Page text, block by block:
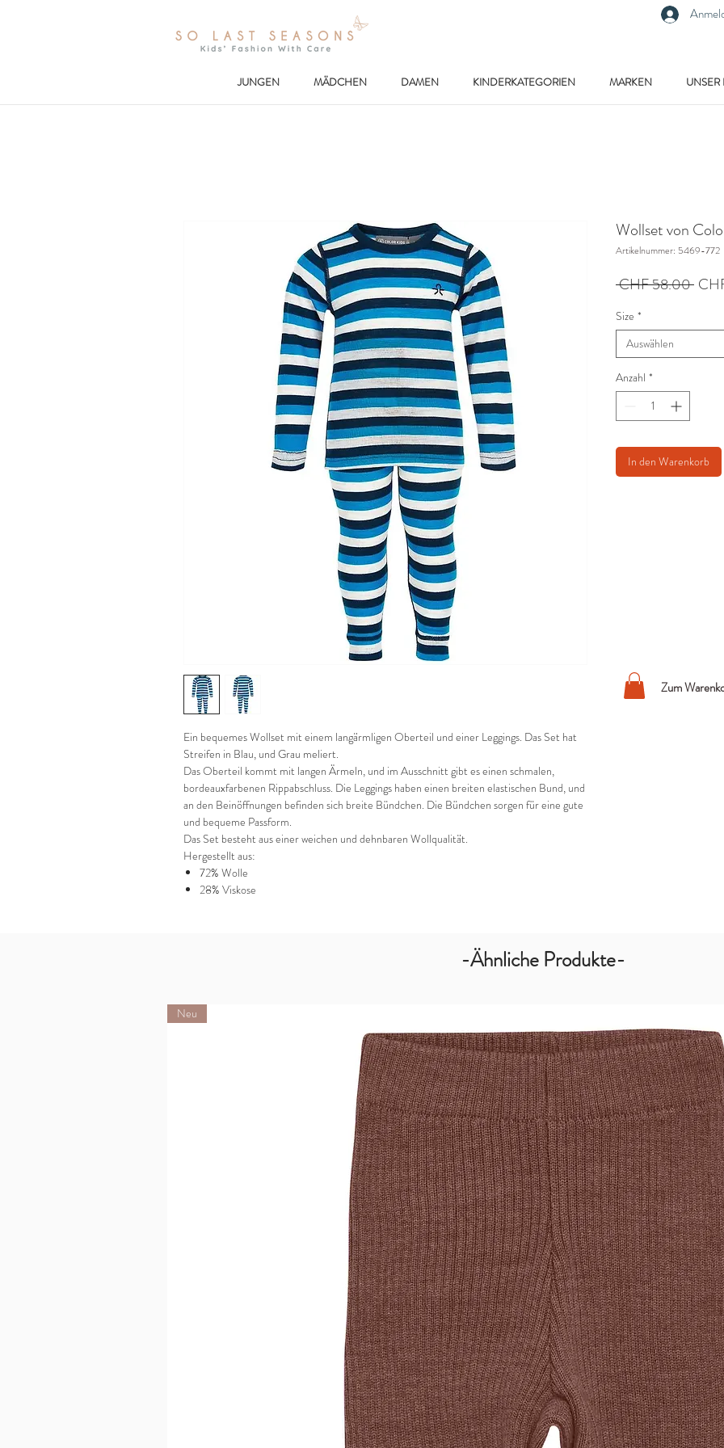
JUNGEN MÄDCHEN DAMEN KINDERKATEGORIEN MARKEN UNSER
Zum
Ein bequemes Wollset mit einem langärmligen Oberteil und einer Leggings. Das Set hat
Streifen in Blau, und Grau meliert.
Das Oberteil kommt mit langen Ärmeln, und im Ausschnitt gibt es einen schmalen,
bordeauxfarbenen Rippabschluss. Die Leggings haben einen breiten elastischen Bund, und
an den Beinöffnungen befinden sich breite Bündchen. Die Bündchen sorgen für eine gute
und bequeme Passform.
Das Set besteht aus einer weichen und dehnbaren Wollqualität.
Hergestellt aus:
72% Wolle
28% Viskose
Wollset von
Artikelnummer: 5469-772
CHF 58.00
Size *
Auswählen
Anzahl *
In den Warenkorb
-Ähnliche Produkte-
Neu